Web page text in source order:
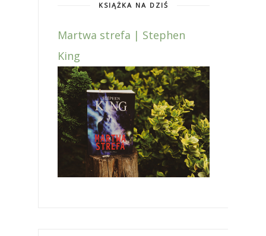
KSIĄŻKA NA DZIŚ
Martwa strefa | Stephen
King